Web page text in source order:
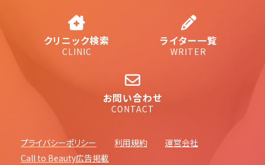
クリニック検索
CLINIC
ライター一覧
WRITER
お問い合わせ
CONTACT
プライバシーポリシー 利用規約
運営会社
Call to Beauty広告掲載